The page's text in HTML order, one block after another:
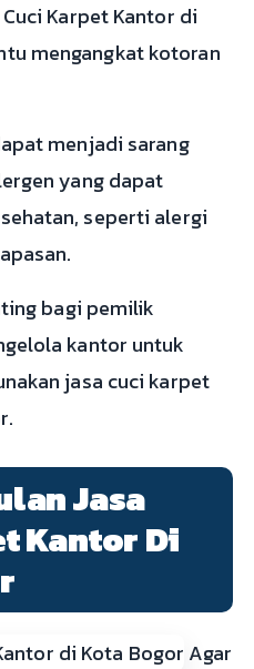
Karpet Kantor di
mengangkat kotoran
menjadi sarang
yang dapat
seperti alergi
bagi pemilik
kantor untuk
jasa cuci karpet
Jasa
Kantor Di
Agar